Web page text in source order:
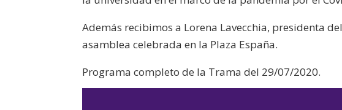
Además recibimos a Lorena Lavecchia, presidenta
asamblea celebrada en la Plaza España.
Programa completo de la Trama del 29/07/2020.